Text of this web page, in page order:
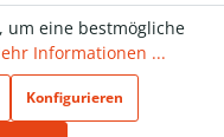
um eine bestmögliche
Informationen ...
Konfigurieren